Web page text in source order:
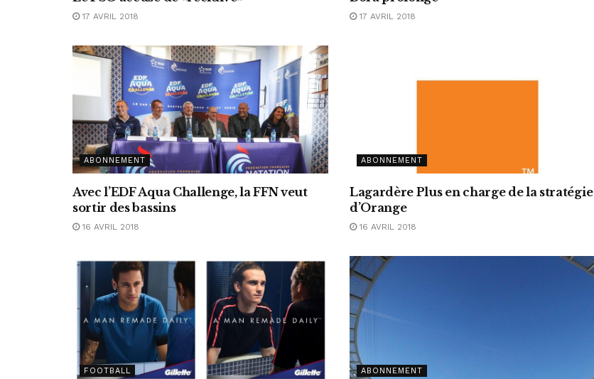
17 AVRIL 2018 17 AVRIL 2018
ABONNEMENT
Avec l’EDF Aqua Challenge, la FFN veut
sortir des bassins
16 AVRIL 2018
ABONNEMENT
Lagardère Plus en charge de la stratégie
d’Orange
16 AVRIL 2018
FOOTBALL ABONNEMENT